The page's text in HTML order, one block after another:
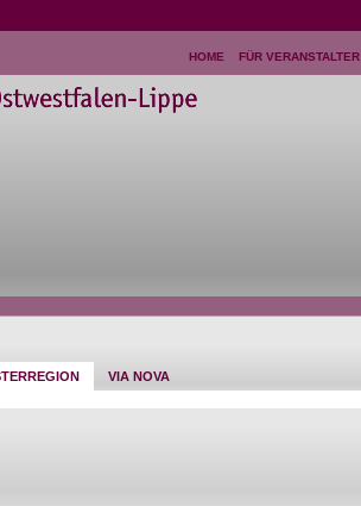
HOME FÜR VERANSTALTER
VIA NOVA